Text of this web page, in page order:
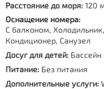
Расстояние до моря: 120
Оснащение номера:
С балконом,
Кондиционер, Санузел
Досуг для детей: Бассейн
Питание: Без питания
Дополнительные услуги: